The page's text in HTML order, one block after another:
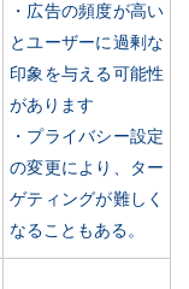
・広告の頻度が高い
とユーザーに過剰な
印象を与える可能性
があります
・プライバシー設定
の変更により、ター
ゲティングが難しく
なることもある。